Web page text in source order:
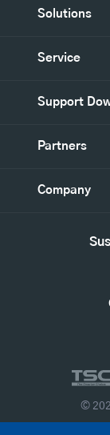
Solutions
Service
Support
Partners
Company
©